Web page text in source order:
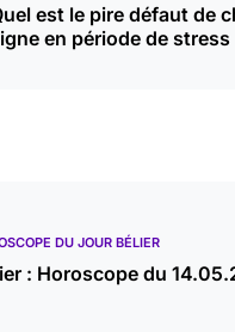
est le pire défaut de
en période de stress
DU JOUR BÉLIER
: Horoscope du